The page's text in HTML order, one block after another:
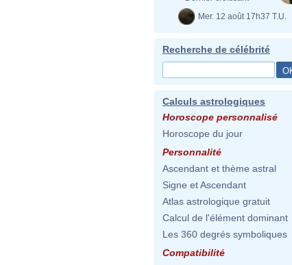
Mer. 12 août 17h37 T.U.
Recherche de célébrité
Calculs astrologiques
Horoscope personnalisé
Horoscope du jour
Personnalité
Ascendant et thème astral
Signe et Ascendant
Atlas astrologique gratuit
Calcul de l'élément dominant
Les 360 degrés symboliques
Compatibilité